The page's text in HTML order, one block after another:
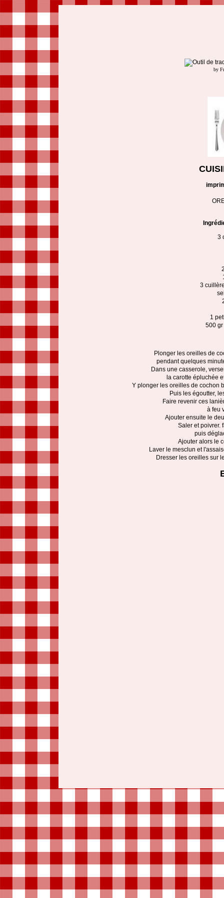
by
3
3
1
500
Plonger les oreilles de
pendant quelques
Dans une casserole,
la carotte épluchée
Y plonger les oreilles de cochon
Puis les égoutter,
Faire revenir ces
à feu
Ajouter ensuite le
Saler et poivrer.
puis
Ajouter alors le
Laver le mesclun et
Dresser les oreilles sur